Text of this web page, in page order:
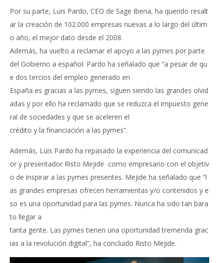
Por su parte, Luis Pardo, CEO de Sage Iberia, ha querido resalt
ar la creación de 102.000 empresas nuevas a lo largo del últim
o año, el mejor dato desde el 2008.
Además, ha vuelto a reclamar el apoyo a las pymes por parte
del Gobierno a español. Pardo ha señalado que “a pesar de qu
e dos tercios del empleo generado en
España es gracias a las pymes, siguen siendo las grandes olvid
adas y por ello ha reclamado que se reduzca el impuesto gene
ral de sociedades y que se aceleren el
crédito y la financiación a las pymes”.
Además, Luis Pardo ha repasado la experiencia del comunicad
or y presentador Risto Mejide como empresario con el objetiv
o de inspirar a las pymes presentes. Mejide ha señalado que “l
as grandes empresas ofrecen herramientas y/o contenidos y e
so es una oportunidad para las pymes. Nunca ha sido tan bara
to llegar a
tanta gente. Las pymes tienen una oportunidad tremenda grac
ias a la revolución digital”, ha concluido Risto Mejide.